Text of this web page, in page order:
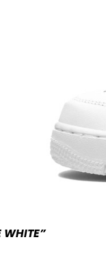
WHITE”